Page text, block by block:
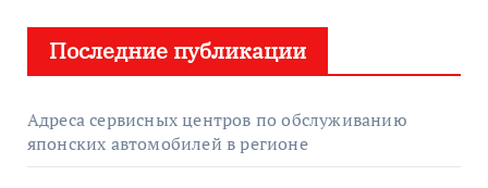
Последние публикации
Адреса сервисных центров по обслуживанию
японских автомобилей в регионе